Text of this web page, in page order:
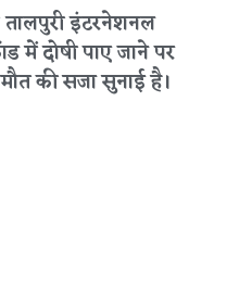
इंटरनेशनल
में दोषी पाए जाने पर
की सजा सुनाई है।